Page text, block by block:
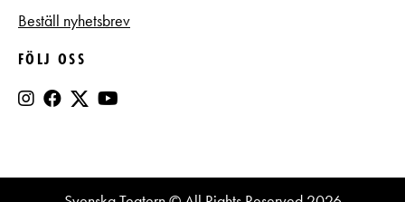
Beställ nyhetsbrev
FÖLJ OSS